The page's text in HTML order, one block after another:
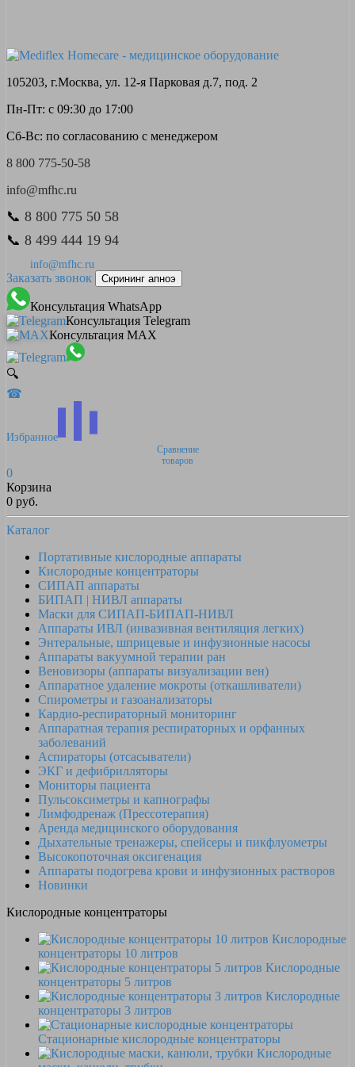
105203, г.Москва, ул. 12-я Парковая д.7, под. 2
Пн-Пт: с 09:30 до 17:00
Сб-Вс: по согласованию с менеджером
8 800 775-50-58
info@mfhc.ru
📞 8 800 775 50 58
📞 8 499 444 19 94
info@mfhc.ru
Заказать звонок Скрининг апноэ
Консультация WhatsApp
Консультация Telegram
Консультация MAX
🔍
☎
Избранное
Сравнение
товаров
0
Корзина
0 руб.
Каталог
Портативные кислородные аппараты
Кислородные концентраторы
СИПАП аппараты
БИПАП | НИВЛ аппараты
Маски для СИПАП-БИПАП-НИВЛ
Аппараты ИВЛ (инвазивная вентиляция легких)
Энтеральные, шприцевые и инфузионные насосы
Аппараты вакуумной терапии ран
Веновизоры (аппараты визуализации вен)
Аппаратное удаление мокроты (откашливатели)
Спирометры и газоанализаторы
Кардио-респираторный мониторинг
Аппаратная терапия респираторных и орфанных
заболеваний
Аспираторы (отсасыватели)
ЭКГ и дефибрилляторы
Мониторы пациента
Пульсоксиметры и капнографы
Лимфодренаж (Прессотерапия)
Аренда медицинского оборудования
Дыхательные тренажеры, спейсеры и пикфлуометры
Высокопоточная оксигенация
Аппараты подогрева крови и инфузионных растворов
Новинки
Кислородные концентраторы
Кислородные
концентраторы 10 литров
Кислородные
концентраторы 5 литров
Кислородные
концентраторы 3 литров
Стационарные кислородные концентраторы
Кислородные